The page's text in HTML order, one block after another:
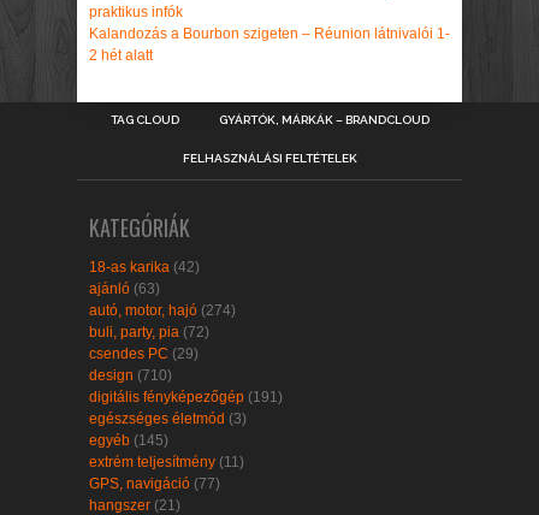
praktikus infók
Kalandozás a Bourbon szigeten – Réunion látnivalói 1-
2 hét alatt
TAG CLOUD GYÁRTÓK, MÁRKÁK – BRANDCLOUD
FELHASZNÁLÁSI FELTÉTELEK
KATEGÓRIÁK
18-as karika (42)
ajánló (63)
autó, motor, hajó (274)
buli, party, pia (72)
csendes PC (29)
design (710)
digitális fényképezőgép (191)
egészséges életmód (3)
egyéb (145)
extrém teljesítmény (11)
GPS, navigáció (77)
hangszer (21)